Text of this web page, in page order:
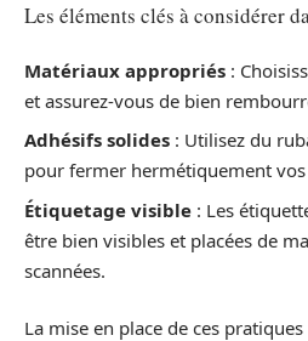
Les éléments clés à considérer
Matériaux appropriés :
et assurez-vous de bien
Adhésifs solides : Utilisez du
pour fermer hermétiquement vos
Étiquetage visible : Les
être bien visibles et placées de
scannées.
La mise en place de ces